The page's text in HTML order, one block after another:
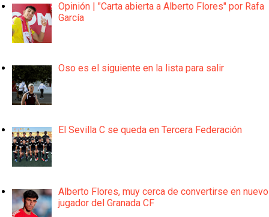
Opinión | "Carta abierta a Alberto Flores" por Rafa
García
Oso es el siguiente en la lista para salir
El Sevilla C se queda en Tercera Federación
Alberto Flores, muy cerca de convertirse en nuevo
jugador del Granada CF